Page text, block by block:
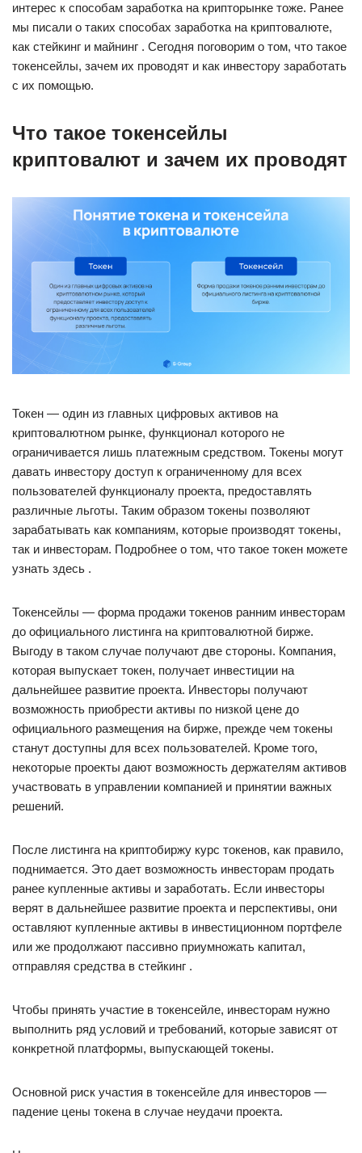
интерес к способам заработка на крипторынке тоже. Ранее
мы писали о таких способах заработка на криптовалюте,
как стейкинг и майнинг . Сегодня поговорим о том, что такое
токенсейлы, зачем их проводят и как инвестору заработать
с их помощью.
Что такое токенсейлы
криптовалют и зачем их проводят
Токен — один из главных цифровых активов на
криптовалютном рынке, функционал которого не
ограничивается лишь платежным средством. Токены могут
давать инвестору доступ к ограниченному для всех
пользователей функционалу проекта, предоставлять
различные льготы. Таким образом токены позволяют
зарабатывать как компаниям, которые производят токены,
так и инвесторам. Подробнее о том, что такое токен можете
узнать здесь .
Токенсейлы — форма продажи токенов ранним инвесторам
до официального листинга на криптовалютной бирже.
Выгоду в таком случае получают две стороны. Компания,
которая выпускает токен, получает инвестиции на
дальнейшее развитие проекта. Инвесторы получают
возможность приобрести активы по низкой цене до
официального размещения на бирже, прежде чем токены
станут доступны для всех пользователей. Кроме того,
некоторые проекты дают возможность держателям активов
участвовать в управлении компанией и принятии важных
решений.
После листинга на криптобиржу курс токенов, как правило,
поднимается. Это дает возможность инвесторам продать
ранее купленные активы и заработать. Если инвесторы
верят в дальнейшее развитие проекта и перспективы, они
оставляют купленные активы в инвестиционном портфеле
или же продолжают пассивно приумножать капитал,
отправляя средства в стейкинг .
Чтобы принять участие в токенсейле, инвесторам нужно
выполнить ряд условий и требований, которые зависят от
конкретной платформы, выпускающей токены.
Основной риск участия в токенсейле для инвесторов —
падение цены токена в случае неудачи проекта.